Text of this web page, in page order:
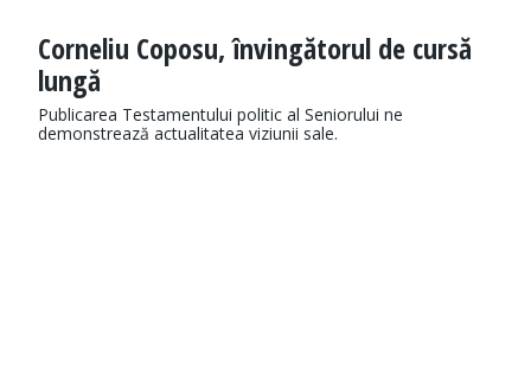
Corneliu Coposu, învingătorul de cursă
lungă
Publicarea Testamentului politic al Seniorului ne
demonstrează actualitatea viziunii sale.